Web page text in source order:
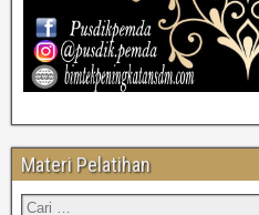
Materi Pelatihan